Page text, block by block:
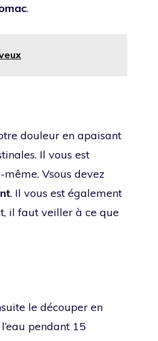
.
douleur en apaisant
Il vous est
Vsous devez
. Il vous est également
il faut veiller à ce que
le découper en
pendant 15